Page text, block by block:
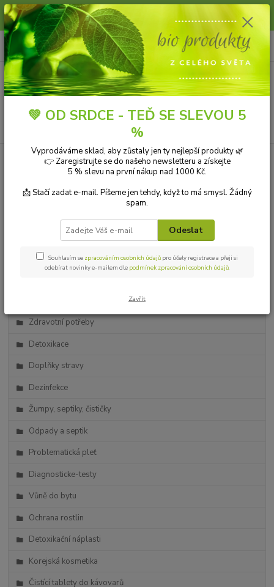
Slunce, koupání a horko dávají vlasům zabrat. Dopřejte jim šetrnou péči s
přírodní vlasovou kosmetikou.
Menu
CZK
+420 606 912 887
9-18:00 hod.
0 ks
za 0,00 Kč
Kategorie blogu
Přírodní kosmetika
Přírodní aromaterapie
Bio drogerie
Zdravotní potřeby
Detoxikace
Doplňky stravy
Dezinfekce
Žumpy, septiky, čističky
Odpady a septik
Problematická pleť
Diagnosticke-testy
Vůně do bytu
Ochrana rostlin
Detoxikační náplasti
Korejská kosmetika
Čistící tablety do kávovarů
💚 OD SRDCE - TEĎ SE SLEVOU 5
%
Vyprodáváme sklad, aby zůstaly jen ty nejlepší produkty 🌿
👉 Zaregistrujte se do našeho newsletteru a získejte
5 % slevu na první nákup nad 1000 Kč.
📩 Stačí zadat e-mail. Píšeme jen tehdy, když to má smysl. Žádný
spam.
Odeslat
Souhlasím se zpracováním osobních údajů pro účely registrace a přeji si
odebírat novinky e-mailem dle podmínek zpracování osobních údajů.
Zavřít